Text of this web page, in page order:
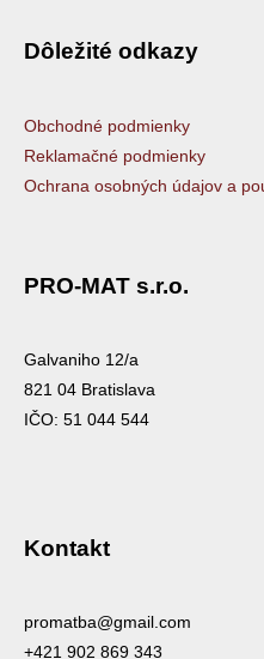
Dôležité odkazy
Obchodné podmienky
Reklamačné podmienky
Ochrana osobných údajov a
PRO-MAT s.r.o.
Galvaniho 12/a
821 04 Bratislava
IČO: 51 044 544
Kontakt
promatba@gmail.com
+421 902 869 343